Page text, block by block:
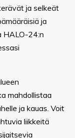
ja selkeät
ja
HALO-24:n
mahdollistaa
ja kauas. Voit
liikkeitä